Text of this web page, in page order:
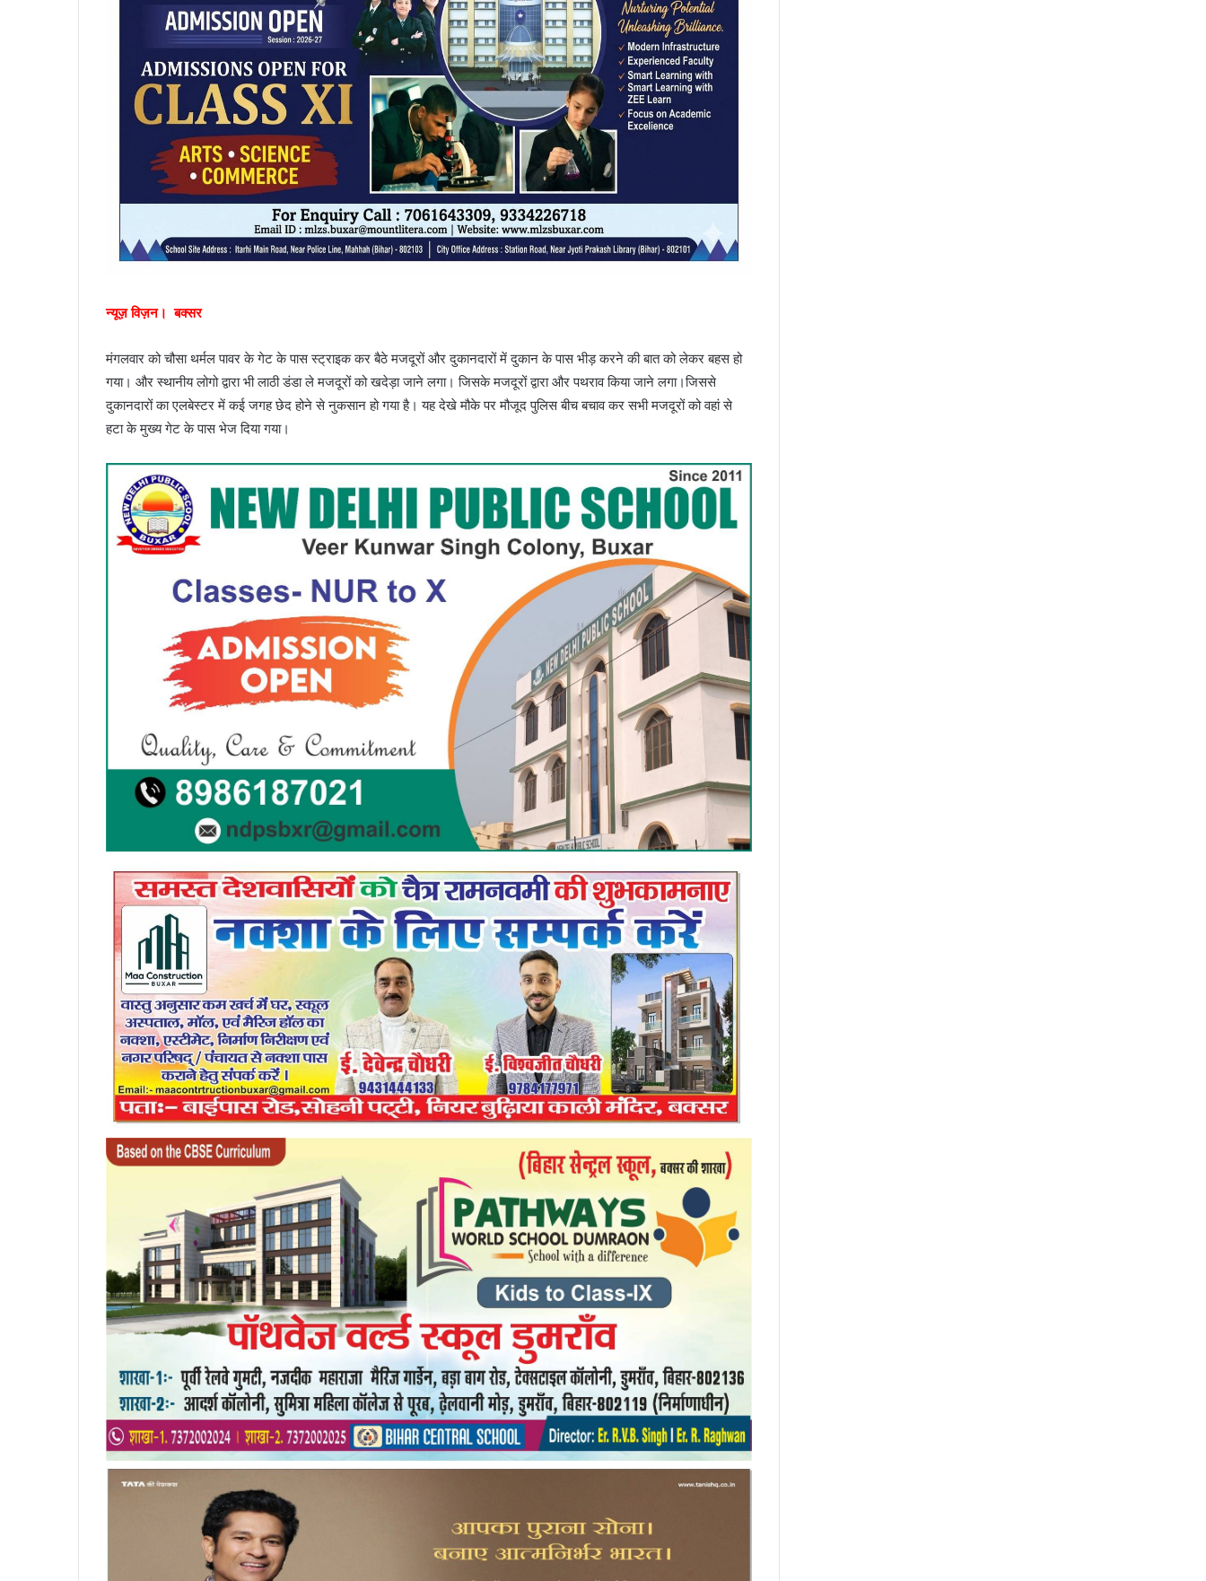
न्यूज़ विज़न। बक्सर
मंगलवार को चौसा थर्मल पावर के गेट के पास स्ट्राइक कर बैठे मजदूरों और दुकानदारों में दुकान के पास भीड़ करने की बात को लेकर बहस हो
गया। और स्थानीय लोगो द्वारा भी लाठी डंडा ले मजदूरों को खदेड़ा जाने लगा। जिसके मजदूरों द्वारा और पथराव किया जाने लगा।जिससे
दुकानदारों का एलबेस्टर में कई जगह छेद होने से नुकसान हो गया है। यह देखे मौके पर मौजूद पुलिस बीच बचाव कर सभी मजदूरों को वहां से
हटा के मुख्य गेट के पास भेज दिया गया।